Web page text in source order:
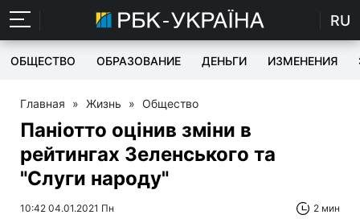
RU
ОБЩЕСТВО ОБРАЗОВАНИЕ ДЕНЬГИ ИЗМЕНЕНИЯ
Главная » Жизнь » Общество
Паніотто оцінив зміни в
рейтингах Зеленського та
"Слуги народу"
10:42 04.01.2021 Пн 2 мин